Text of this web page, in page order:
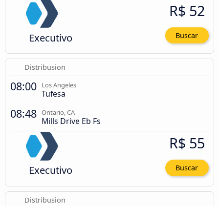
Executivo
R$ 52
Buscar
Distribusion
08:00 Los Angeles
Tufesa
08:48 Ontario, CA
Mills Drive Eb Fs
Executivo
R$ 55
Buscar
Distribusion